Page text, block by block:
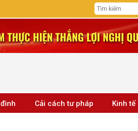
Cải cách tư pháp Kinh tế